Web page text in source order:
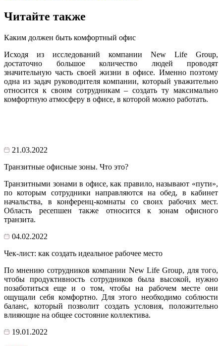
Читайте также
Каким должен быть комфортный офис
Исходя из исследований компании New Life Group,
достаточно большое количество людей проводят
значительную часть своей жизни в офисе. Именно поэтому
одна из задач руководителя компании, который уважительно
относится к своим сотрудникам – создать ту максимально
комфортную атмосферу в офисе, в которой можно работать.
21.03.2022
Транзитные офисные зоны. Что это?
Транзитными зонами в офисе, как правило, называют «пути»,
по которым сотрудники направляются на обед, в кабинет
начальства, в конференц-комнаты со своих рабочих мест.
Область ресепшен также относится к зонам офисного
транзита.
04.02.2022
Чек-лист: как создать идеальное рабочее место
По мнению сотрудников компании New Life Group, для того,
чтобы продуктивность сотрудников была высокой, нужно
позаботиться еще и о том, чтобы на рабочем месте они
ощущали себя комфортно. Для этого необходимо соблюсти
баланс, который позволит создать условия, положительно
влияющие на общее состояние коллектива.
19.01.2022